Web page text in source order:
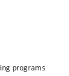
programs